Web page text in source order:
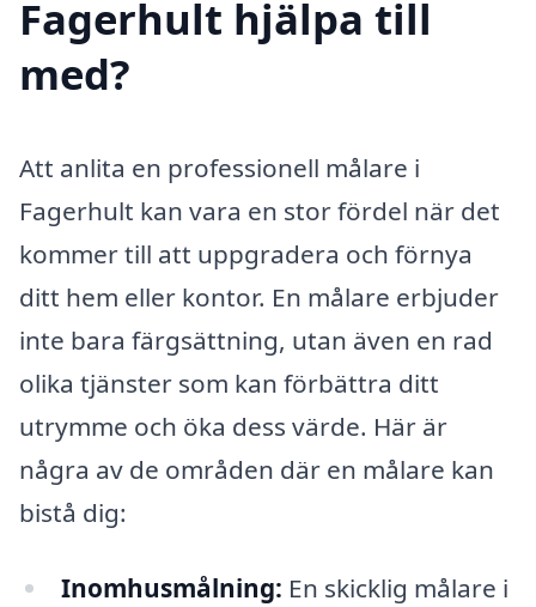
Fagerhult hjälpa till
med?
Att anlita en professionell målare i
Fagerhult kan vara en stor fördel när det
kommer till att uppgradera och förnya
ditt hem eller kontor. En målare erbjuder
inte bara färgsättning, utan även en rad
olika tjänster som kan förbättra ditt
utrymme och öka dess värde. Här är
några av de områden där en målare kan
bistå dig:
Inomhusmålning: En skicklig målare i